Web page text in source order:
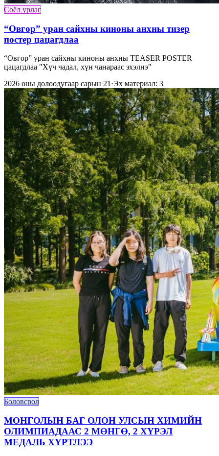
Соёл урлаг
“Овгор” уран сайхны киноны анхны тизер
постер цацагдлаа
“Овгор” уран сайхны киноны анхны TEASER POSTER
цацагдлаа "Хүч чадал, хүн чанараас эхэлнэ"
2026 оны долоодугаар сарын 21·Эх материал: 3
Боловсрол
МОНГОЛЫН БАГ ОЛОН УЛСЫН ХИМИЙН
ОЛИМПИАДААС 2 МӨНГӨ, 2 ХҮРЭЛ
МЕДАЛЬ ХҮРТЛЭЭ